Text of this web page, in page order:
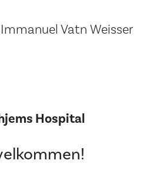
Vatn Weisser
Hospital